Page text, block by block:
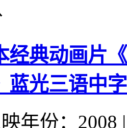
经典动画片
蓝光三语中字
映年份：2008 |